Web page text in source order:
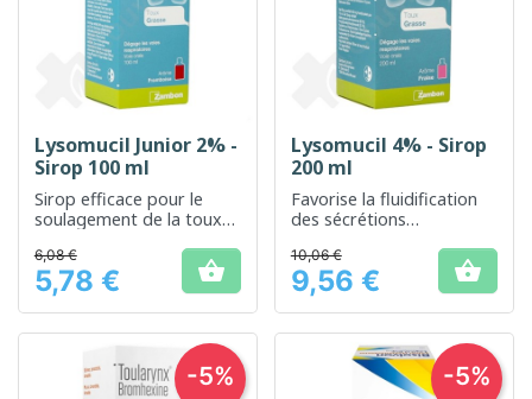
Lysomucil Junior 2% -
Sirop 100 ml
Sirop efficace pour le
soulagement de la toux
enfants
Prix
6,08 €
5,78 € 
Lysomucil 4% - Sirop
200 ml
Favorise la fluidification
des sécrétions
meilleur confort
respiratoire
Prix
10,06 €
9,56 € 
-5% -5%